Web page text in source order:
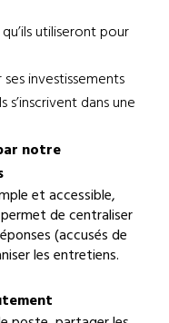
utiliseront pour
investissements
s’inscrivent dans une
notre
et accessible,
de centraliser
(accusés de
les entretiens.